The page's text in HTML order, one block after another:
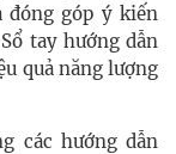
góp ý kiến
tay hướng dẫn
quả năng lượng
các hướng dẫn